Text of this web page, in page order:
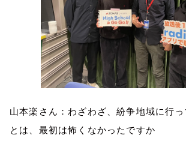
山本楽さん：わざわざ、紛争地域に行っ
とは、最初は怖くなかったですか